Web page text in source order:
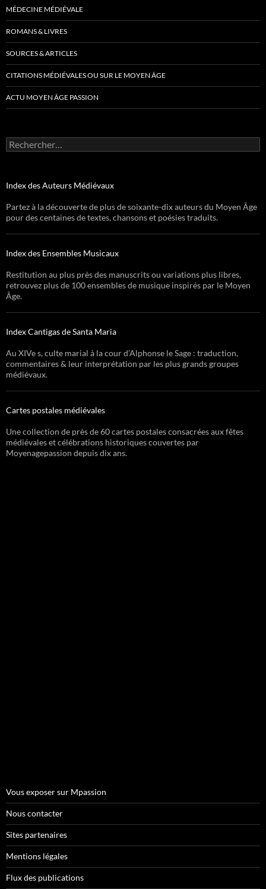
MÉDECINE MÉDIÉVALE
ROMANS & LIVRES
SOURCES & ARTICLES
CITATIONS MÉDIÉVALES OU SUR LE MOYEN ÂGE
ACTU MOYEN ÂGE PASSION
Rechercher :
Index des Auteurs Médiévaux
Partez à la découverte de plus de soixante-dix auteurs du Moyen Âge
pour des centaines de textes, chansons et poésies traduits.
Index des Ensembles Musicaux
Restitution au plus près des manuscrits ou variations plus libres,
retrouvez plus de 100 ensembles de musique inspirés par le Moyen
Âge.
Index Cantigas de Santa Maria
Au XIVe s, culte marial à la cour d’Alphonse le Sage : traduction,
commentaires & leur interprétation par les plus grands groupes
médiévaux.
Cartes postales médiévales
Une collection de près de 60 cartes postales consacrées aux fêtes
médiévales et célébrations historiques couvertes par
Moyenagepassion depuis dix ans.
Vous exposer sur Mpassion
Nous contacter
Sites partenaires
Mentions légales
Flux des publications